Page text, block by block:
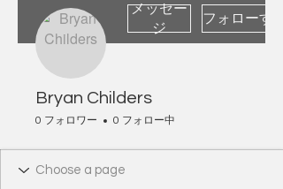
メッセー
ジ
フォローする
Bryan Childers
0 フォロワー 0 フォロー中